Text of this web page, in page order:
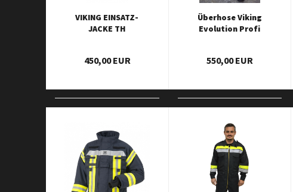
VIKING EINSATZ-
JACKE TH
450,00 EUR
Überhose Viking
Evolution Profi
550,00 EUR